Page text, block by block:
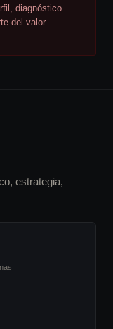
diagnóstico
del valor
estrategia,